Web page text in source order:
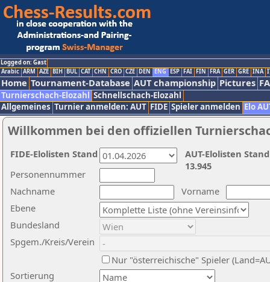
Logged on: Gast
Arabic ARM AZE BIH BUL CAT CHN CRO CZE DEN ENG ESP FAI FIN FRA GER GRE INA
Home Tournament-Database AUT championship Pictures
Turnierschach-Elozahl Schnellschach-Elozahl
Allgemeines Turnier anmelden: AUT FIDE Spieler anmelden Elo
Willkommen bei den offiziellen
Nachname
Vorname
Ebene
Sortierung
Personennummer
Bundesland
Spgem./Kreis/Verein
Nur "österreichische" Spieler
AUT-Elolisten
13.945
FIDE-Elolisten Stand